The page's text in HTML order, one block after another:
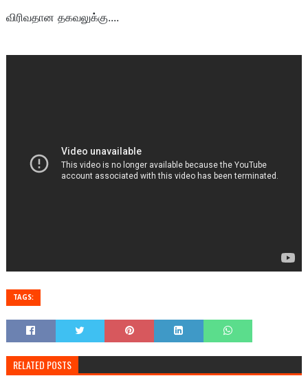
விரிவதான தகவலுக்கு....
TAGS:
RELATED POSTS